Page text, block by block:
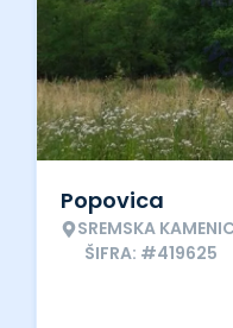
Popovica
SREMSKA
ŠIFRA: #419625